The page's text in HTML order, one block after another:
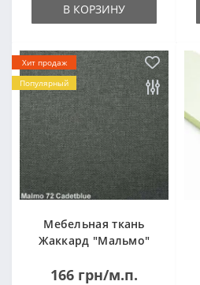
В КОРЗИНУ
Хит продаж
Популярный
Мебельная ткань
Жаккард "Мальмо"
166 грн/м.п.